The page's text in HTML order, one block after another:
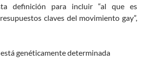
definición para incluir “al que es
claves del movimiento gay”,
genéticamente determinada